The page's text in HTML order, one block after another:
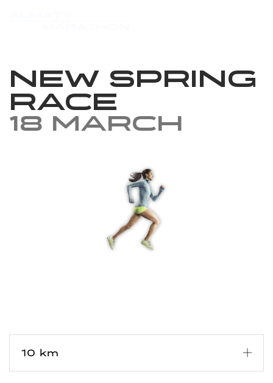
New Spring
Race
18 March